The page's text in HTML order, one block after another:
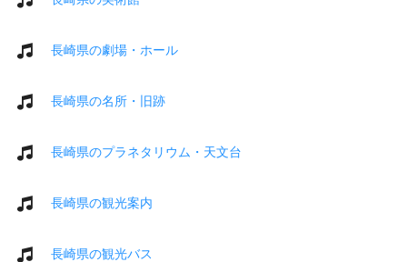
長崎県の劇場・ホール
長崎県の名所・旧跡
長崎県のプラネタリウム・天文台
長崎県の観光案内
長崎県の観光バス